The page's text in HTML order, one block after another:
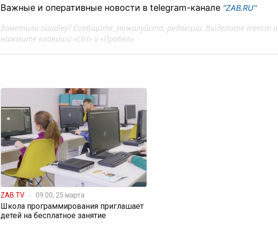
Важные и оперативные новости в telegram-канале "ZAB.RU"
Заметили ошибку? Сообщите, пожалуйста, редакции. Выделите текст и
нажмите клавиши «Ctrl» и «Пробел»
ZAB.TV 09:00, 25 марта
Школа программирования приглашает
детей на бесплатное занятие